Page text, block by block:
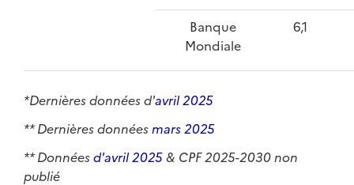
Banque
Mondiale
6,1
*Dernières données d'avril 2025
** Dernières données mars 2025
** Donnéesd'avril 2025& CPF 2025-2030 non
publié